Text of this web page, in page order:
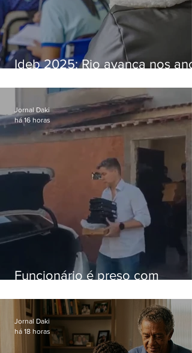
Ideb 2025: Rio avança nos
nacional
Funcionário é preso com
Hospital do Andaraí
Jornal Daki
há 16 horas
Jornal Daki
há 18 horas